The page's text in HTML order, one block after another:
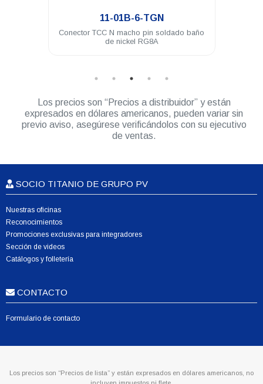
11-01B-6-TGN
Conector TCC N macho pin soldado baño
de nickel RG8A
Los precios son “Precios a distribuidor” y están
expresados en dólares americanos, pueden variar sin
previo aviso, asegúrese verificándolos con su ejecutivo
de ventas.
SOCIO TITANIO DE GRUPO PV
Nuestras oficinas
Reconocimientos
Promociones exclusivas para integradores
Sección de videos
Catálogos y folletería
CONTACTO
Formulario de contacto
Los precios son “Precios de lista” y están expresados en dólares americanos, no